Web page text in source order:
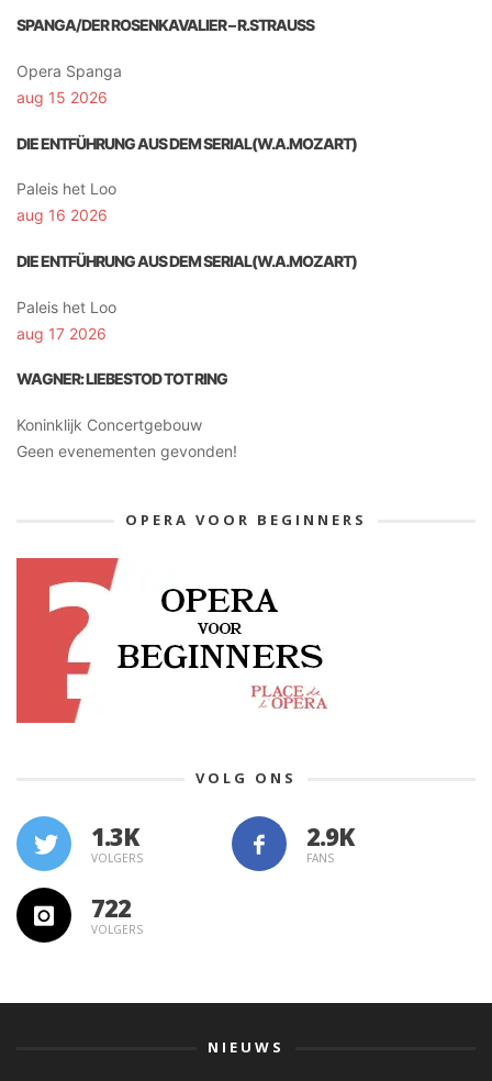
SPANGA/DER ROSENKAVALIER – R.STRAUSS
Opera Spanga
aug 15 2026
DIE ENTFÜHRUNG AUS DEM SERIAL(W.A.MOZART)
Paleis het Loo
aug 16 2026
DIE ENTFÜHRUNG AUS DEM SERIAL(W.A.MOZART)
Paleis het Loo
aug 17 2026
WAGNER: LIEBESTOD TOT RING
Koninklijk Concertgebouw
Geen evenementen gevonden!
OPERA VOOR BEGINNERS
VOLG ONS
1.3K
VOLGERS FANS
722
VOLGERS
NIEUWS